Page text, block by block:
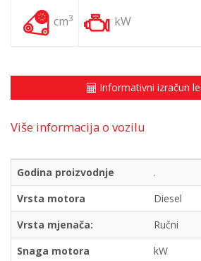
cm3 kW
Informativni izračun
Više informacija o vozilu
Godina proizvodnje
.
Vrsta motora
Diesel
Vrsta mjenača:
Ručni
Snaga motora
kW